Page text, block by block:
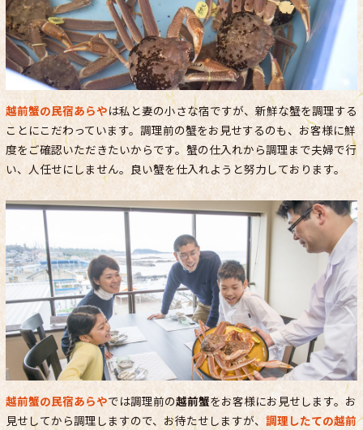
越前蟹の民宿あらやは私と妻の小さな宿ですが、新鮮な蟹を調理する
ことにこだわっています。調理前の蟹をお見せするのも、お客様に鮮
度をご確認いただきたいからです。蟹の仕入れから調理まで夫婦で行
い、人任せにしません。良い蟹を仕入れようと努力しております。
越前蟹の民宿あらやでは調理前の越前蟹をお客様にお見せします。お
見せしてから調理しますので、お待たせしますが、 調理したての越前